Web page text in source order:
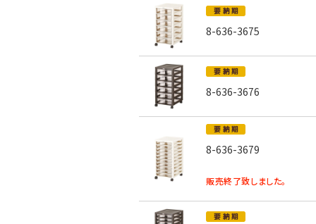
8-636-3675
8-636-3676
8-636-3679
販売終了致しました。